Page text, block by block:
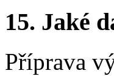
15. Jaké
Příprava